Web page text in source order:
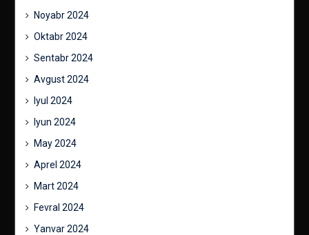
Noyabr 2024
Oktabr 2024
Sentabr 2024
Avgust 2024
Iyul 2024
Iyun 2024
May 2024
Aprel 2024
Mart 2024
Fevral 2024
Yanvar 2024